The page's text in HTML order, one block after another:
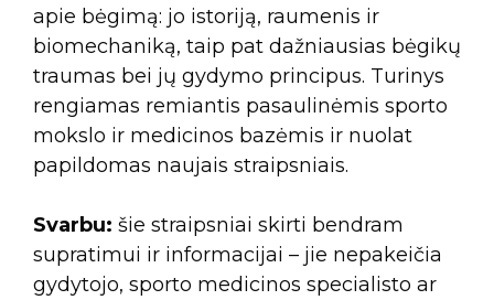
apie bėgimą: jo istoriją, raumenis ir
biomechaniką, taip pat dažniausias bėgikų
traumas bei jų gydymo principus. Turinys
rengiamas remiantis pasaulinėmis sporto
mokslo ir medicinos bazėmis ir nuolat
papildomas naujais straipsniais.
Svarbu: šie straipsniai skirti bendram
supratimui ir informacijai – jie nepakeičia
gydytojo, sporto medicinos specialisto ar